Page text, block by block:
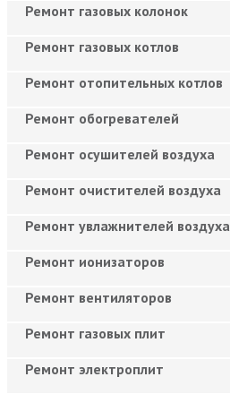
Ремонт газовых колонок
Ремонт газовых котлов
Ремонт отопительных котлов
Ремонт обогревателей
Ремонт осушителей воздуха
Ремонт очистителей воздуха
Ремонт увлажнителей воздуха
Ремонт ионизаторов
Ремонт вентиляторов
Ремонт газовых плит
Ремонт электроплит